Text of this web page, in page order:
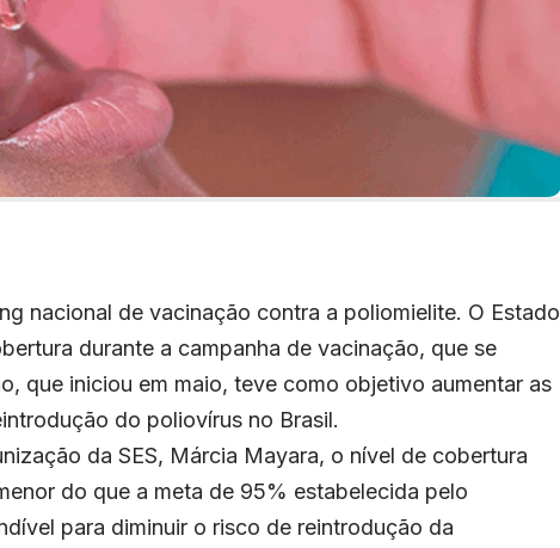
nacional de vacinação contra a poliomielite. O Estado
durante a campanha de vacinação, que se
que iniciou em maio, teve como objetivo aumentar as
do poliovírus no Brasil.
da SES, Márcia Mayara, o nível de cobertura
do que a meta de 95% estabelecida pelo
para diminuir o risco de reintrodução da